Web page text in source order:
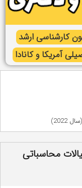
کارشناسی ارشد
آمریکا و کانادا
محاسباتی